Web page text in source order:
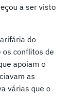
a ser visto
do
conflitos de
apoiam o
as
várias que o